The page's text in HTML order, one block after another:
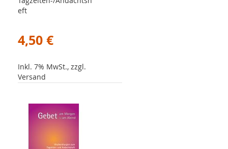
eft
4,50 €
Inkl. 7% MwSt., zzgl.
Versand